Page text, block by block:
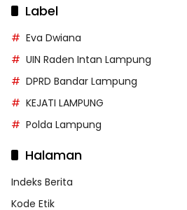
Label
Eva Dwiana
UIN Raden Intan Lampung
DPRD Bandar Lampung
KEJATI LAMPUNG
Polda Lampung
Halaman
Indeks Berita
Kode Etik